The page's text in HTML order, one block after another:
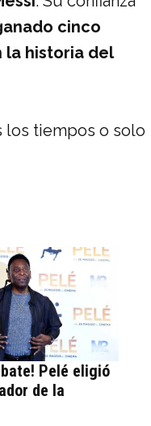
cinco
la historia del
los tiempos o solo
Pelé eligió
de la